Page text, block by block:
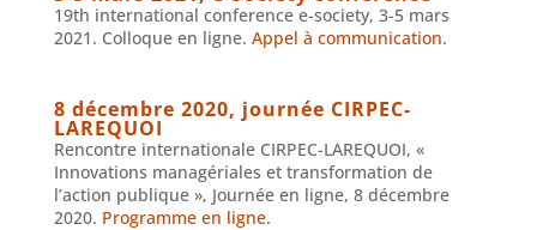
19th international conference e-society, 3-5 mars
2021. Colloque en ligne. Appel à communication.
8 décembre 2020, journée CIRPEC-
LAREQUOI
Rencontre internationale CIRPEC-LAREQUOI, «
Innovations managériales et transformation de
l’action publique », Journée en ligne, 8 décembre
2020. Programme en ligne.